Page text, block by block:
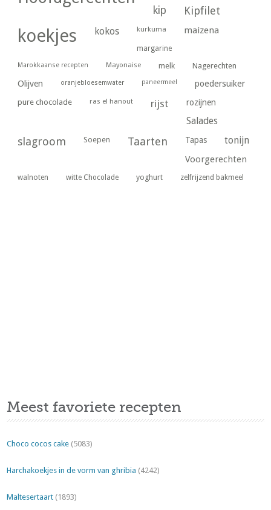
kip Kipfilet
koekjes kokos kurkuma maizena
margarine
Marokkaanse recepten Mayonaise melk Nagerechten
Olijven oranjebloesemwater paneermeel poedersuiker
pure chocolade ras el hanout rijst rozijnen
Salades
slagroom Soepen Taarten Tapas tonijn
Voorgerechten
walnoten witte Chocolade yoghurt zelfrijzend bakmeel
Meest favoriete recepten
Choco cocos cake (5083)
Harchakoekjes in de vorm van ghribia (4242)
Maltesertaart (1893)